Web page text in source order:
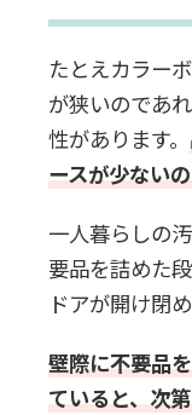
たとえカラー
が狭いのであ
性があります。
ースが少ない
一人暮らしの
要品を詰めた
ドアが開け閉
壁際に不要品
ていると、次